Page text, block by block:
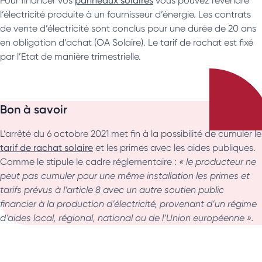
l’électricité produite à un fournisseur d’énergie. Les contrats
de vente d’électricité sont conclus pour une durée de 20 ans
en obligation d’achat (OA Solaire). Le tarif de rachat est fixé
par l’Etat de manière trimestrielle.
Bon à savoir
L’arrêté du 6 octobre 2021 met fin à la possibilité de cumuler le
tarif de rachat solaire et les primes avec les aides publiques.
Comme le stipule le cadre réglementaire : « le producteur ne
peut pas cumuler pour une même installation les primes et
tarifs prévus à l’article 8 avec un autre soutien public
financier à la production d’électricité, provenant d’un régime
d’aides local, régional, national ou de l’Union européenne ».